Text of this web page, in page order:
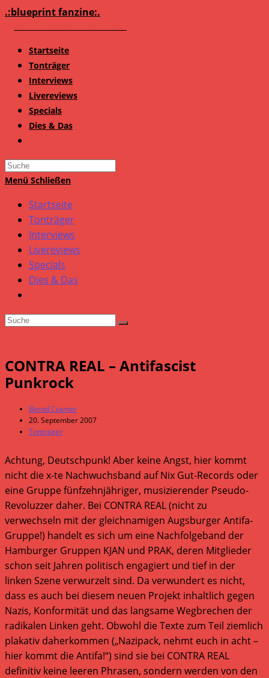
Zum
.:blueprint fanzine:.
Startseite
Tonträger
Interviews
Livereviews
Specials
Dies & Das
Search
this
Menü Schließen
Startseite
Tonträger
Interviews
Livereviews
Specials
Dies & Das
CONTRA REAL – Antifascist
Punkrock
Beitrags-
Autor:
Bernd Cramer
Beitrag
veröffentlicht:
20. September 2007
Beitrags-
Tonträger
Achtung, Deutschpunk! Aber keine Angst, hier kommt
nicht die x-te Nachwuchsband auf Nix Gut-Records oder
eine Gruppe fünfzehnjähriger, musizierender Pseudo-
Revoluzzer daher. Bei CONTRA REAL (nicht zu
verwechseln mit der gleichnamigen Augsburger Antifa-
Gruppe!) handelt es sich um eine Nachfolgeband der
Hamburger Gruppen KJAN und PRAK, deren Mitglieder
schon seit Jahren politisch engagiert und tief in der
linken Szene verwurzelt sind. Da verwundert es nicht,
dass es auch bei diesem neuen Projekt inhaltlich gegen
Nazis, Konformität und das langsame Wegbrechen der
radikalen Linken geht. Obwohl die Texte zum Teil ziemlich
plakativ daherkommen („Nazipack, nehmt euch in acht –
hier kommt die Antifa!“) sind sie bei CONTRA REAL
definitiv keine leeren Phrasen, sondern werden von den